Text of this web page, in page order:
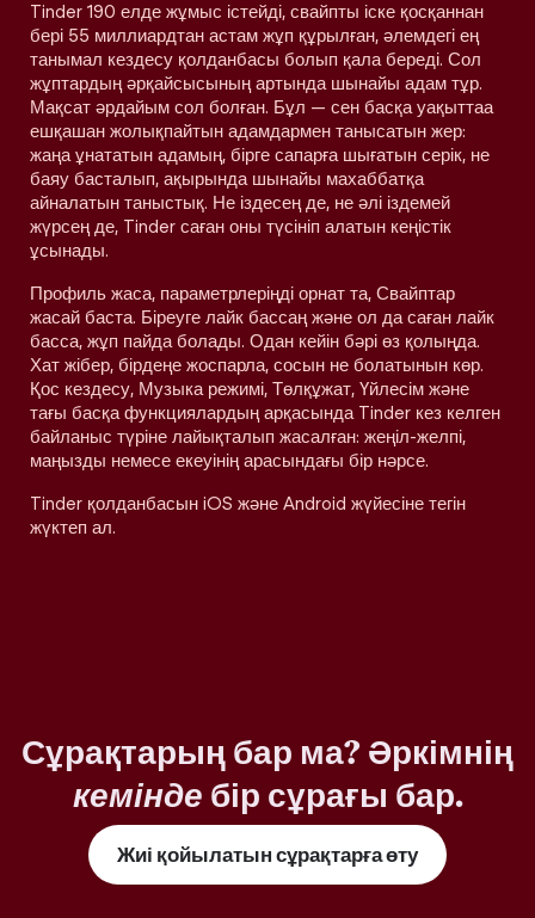
Tinder 190 елде жұмыс істейді, свайпты іске қосқаннан
бері 55 миллиардтан астам жұп құрылған, әлемдегі ең
танымал кездесу қолданбасы болып қала береді. Сол
жұптардың әрқайсысының артында шынайы адам тұр.
Мақсат әрдайым сол болған. Бұл — сен басқа уақыттаа
ешқашан жолықпайтын адамдармен танысатын жер:
жаңа ұнататын адамың, бірге сапарға шығатын серік, не
баяу басталып, ақырында шынайы махаббатқа
айналатын таныстық. Не іздесең де, не әлі іздемей
жүрсең де, Tinder саған оны түсініп алатын кеңістік
ұсынады.
Профиль жаса, параметрлеріңді орнат та, Свайптар
жасай баста. Біреуге лайк бассаң және ол да саған лайк
басса, жұп пайда болады. Одан кейін бәрі өз қолыңда.
Хат жібер, бірдеңе жоспарла, сосын не болатынын көр.
Қос кездесу, Музыка режимі, Төлқұжат, Үйлесім және
тағы басқа функциялардың арқасында Tinder кез келген
байланыс түріне лайықталып жасалған: жеңіл-желпі,
маңызды немесе екеуінің арасындағы бір нәрсе.
Tinder қолданбасын iOS және Android жүйесіне тегін
жүктеп ал.
Сұрақтарың бар ма? Әркімнің
кемінде бір сұрағы бар.
Жиі қойылатын сұрақтарға өту